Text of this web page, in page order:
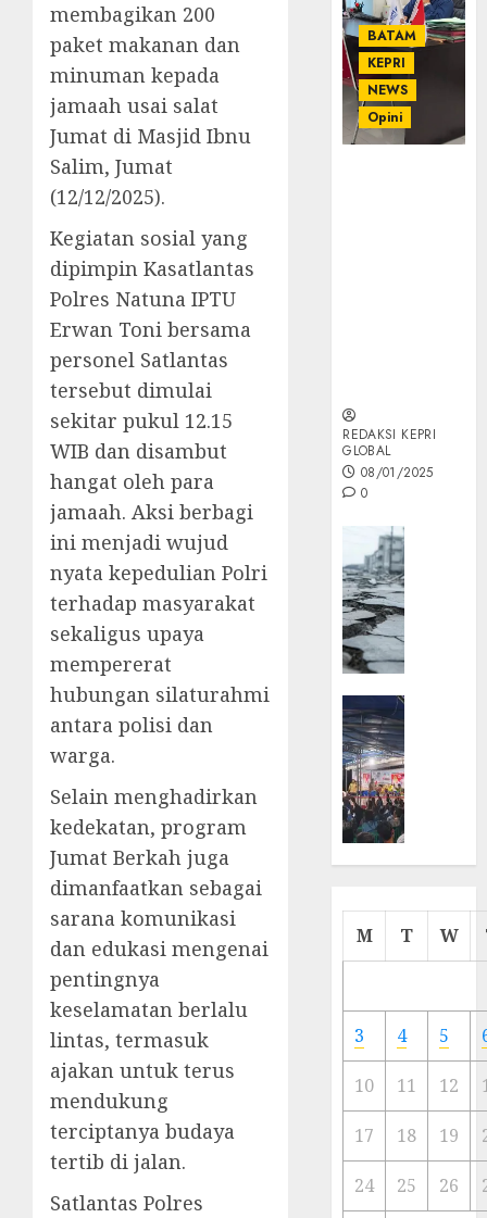
membagikan 200
paket makanan dan
minuman kepada
jamaah usai salat
Jumat di Masjid Ibnu
Salim, Jumat
(12/12/2025).
Kegiatan sosial yang
dipimpin Kasatlantas
Polres Natuna IPTU
Erwan Toni bersama
personel Satlantas
tersebut dimulai
sekitar pukul 12.15
WIB dan disambut
hangat oleh para
jamaah. Aksi berbagi
ini menjadi wujud
nyata kepedulian Polri
terhadap masyarakat
sekaligus upaya
mempererat
hubungan silaturahmi
antara polisi dan
warga.
Selain menghadirkan
kedekatan, program
Jumat Berkah juga
dimanfaatkan sebagai
sarana komunikasi
dan edukasi mengenai
pentingnya
keselamatan berlalu
lintas, termasuk
ajakan untuk terus
mendukung
terciptanya budaya
tertib di jalan.
Satlantas Polres
BATAM
KEPRI
NEWS
Opini
REDAKSI KEPRI
GLOBAL
08/01/2025
0
Cermin
Ibu
Kota
23/11/
M T W
3 4 5
10 11 12
17 18 19
24 25 26